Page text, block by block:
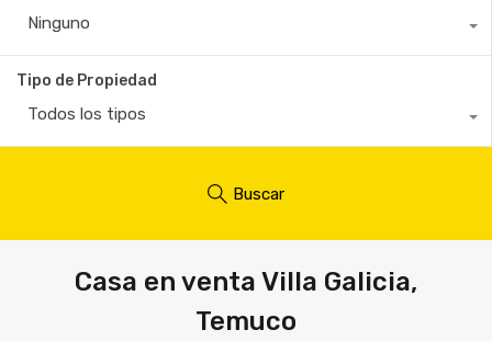
Ninguno
Tipo de Propiedad
Todos los tipos
Buscar
Casa en venta Villa Galicia,
Temuco